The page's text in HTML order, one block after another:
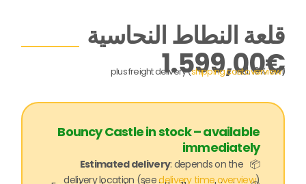
قلعة النطاط النحاسية
1.599,00€
incl. 19% VAT
plus freight delivery (shipping cost overview)
Bouncy Castle in stock – available
immediately
📦
Estimated delivery: depends on the
delivery location (seedelivery time overview)